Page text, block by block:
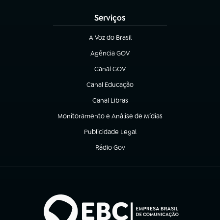
Serviços
A Voz do Brasil
(abre em nova aba)
Agência GOV
(abre em nova aba)
Canal GOV
(abre em nova aba)
Canal Educação
(abre em nova aba)
Canal Libras
(abre em nova aba)
Monitoramento e Análise de Mídias
(abre em nova aba)
Publicidade Legal
(abre em nova aba)
Rádio Gov
(abre em nova aba)